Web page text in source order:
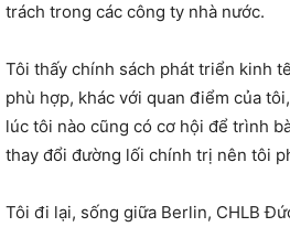
trách trong các công ty nhà nước.
Tôi thấy chính sách phát triển kinh
phù hợp, khác với quan điểm của
lúc tôi nào cũng có cơ hội để trình
thay đổi đường lối chính trị nên tôi
Tôi đi lại, sống giữa Berlin, CHLB